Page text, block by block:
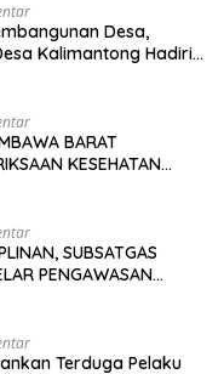
Desa,
Kalimantong Hadiri
BARAT
KESEHATAN
SUBSATGAS
PENGAWASAN
Terduga Pelaku